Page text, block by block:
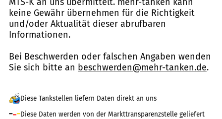
keine Gewähr übernehmen für die Richtigkeit
und/oder Aktualität dieser abrufbaren
Informationen.
Bei Beschwerden oder falschen Angaben wenden
Sie sich bitte an beschwerden@mehr-tanken.de.
Diese Tankstellen liefern Daten direkt an uns
Diese Daten werden von der Markttransparenzstelle geliefert